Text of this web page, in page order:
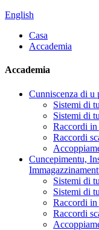
English
Casa
Accademia
Accademia
Cunniscenza di u
Sistemi di
Sistemi di
Raccordi in
Raccordi
Cuncepimentu,
Sistemi di
Sistemi di
Raccordi in
Raccordi